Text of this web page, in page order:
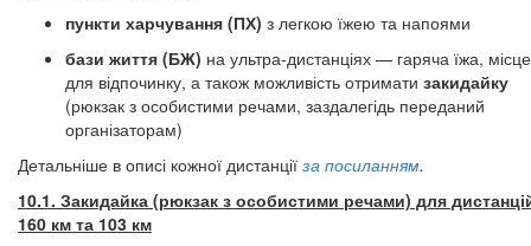
пункти харчування (ПХ) з легкою їжею та напоями
бази життя (БЖ) на ультра-дистанціях — гаряча їжа, місце
для відпочинку, а також можливість отримати закидайку
(рюкзак з особистими речами, заздалегідь переданий
організаторам)
Детальніше в описі кожної дистанції за посиланням.​​​​​​​
10.1. Закидайка (рюкзак з особистими речами​​​​​​​) для
160 км та 103 км